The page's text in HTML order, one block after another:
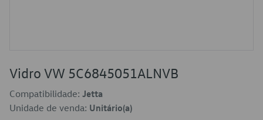
Vidro VW 5C6845051ALNVB
Compatibilidade: Jetta
Unidade de venda: Unitário(a)